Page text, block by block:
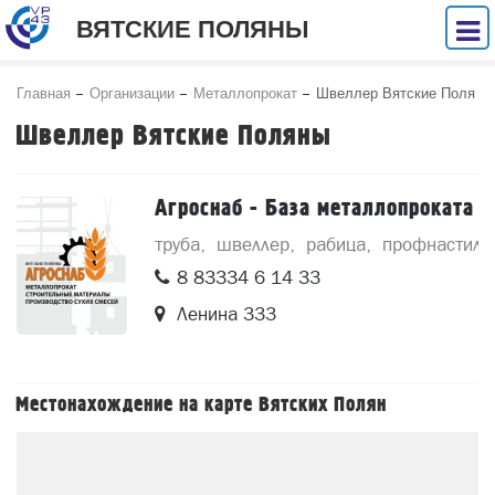
ВЯТСКИЕ ПОЛЯНЫ
Главная Организации Металлопрокат
Швеллер Вятские Поля
Швеллер Вятские Поляны
Агроснаб - База металлопроката
труба швеллер рабица
профнастил
8 83334 6 14 33
Ленина 333
Местонахождение на карте Вятских Полян